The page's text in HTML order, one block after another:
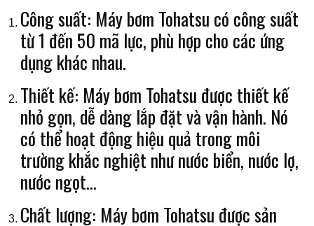
Công suất: Máy bơm Tohatsu có công suất
từ 1 đến 50 mã lực, phù hợp cho các ứng
dụng khác nhau.
Thiết kế: Máy bơm Tohatsu được thiết kế
nhỏ gọn, dễ dàng lắp đặt và vận hành. Nó
có thể hoạt động hiệu quả trong môi
trường khắc nghiệt như nước biển, nước lợ,
nước ngọt…
Chất lượng: Máy bơm Tohatsu được sản